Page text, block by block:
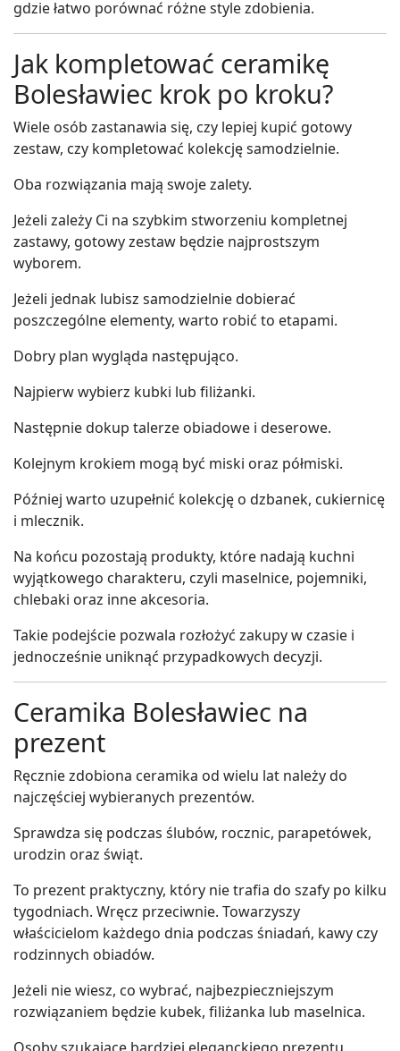
gdzie łatwo porównać różne style zdobienia.
Jak kompletować ceramikę
Bolesławiec krok po kroku?
Wiele osób zastanawia się, czy lepiej kupić gotowy
zestaw, czy kompletować kolekcję samodzielnie.
Oba rozwiązania mają swoje zalety.
Jeżeli zależy Ci na szybkim stworzeniu kompletnej
zastawy, gotowy zestaw będzie najprostszym
wyborem.
Jeżeli jednak lubisz samodzielnie dobierać
poszczególne elementy, warto robić to etapami.
Dobry plan wygląda następująco.
Najpierw wybierz kubki lub filiżanki.
Następnie dokup talerze obiadowe i deserowe.
Kolejnym krokiem mogą być miski oraz półmiski.
Później warto uzupełnić kolekcję o dzbanek, cukiernicę
i mlecznik.
Na końcu pozostają produkty, które nadają kuchni
wyjątkowego charakteru, czyli maselnice, pojemniki,
chlebaki oraz inne akcesoria.
Takie podejście pozwala rozłożyć zakupy w czasie i
jednocześnie uniknąć przypadkowych decyzji.
Ceramika Bolesławiec na
prezent
Ręcznie zdobiona ceramika od wielu lat należy do
najczęściej wybieranych prezentów.
Sprawdza się podczas ślubów, rocznic, parapetówek,
urodzin oraz świąt.
To prezent praktyczny, który nie trafia do szafy po kilku
tygodniach. Wręcz przeciwnie. Towarzyszy
właścicielom każdego dnia podczas śniadań, kawy czy
rodzinnych obiadów.
Jeżeli nie wiesz, co wybrać, najbezpieczniejszym
rozwiązaniem będzie kubek, filiżanka lub maselnica.